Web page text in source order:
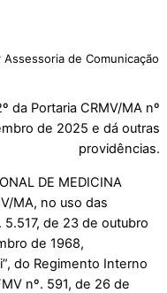
de Comunicação
da Portaria CRMV/MA nº
de 2025 e dá outras
providências.
DE MEDICINA
MA, no uso das
de 23 de outubro
de 1968,
do Regimento Interno
nº. 591, de 26 de